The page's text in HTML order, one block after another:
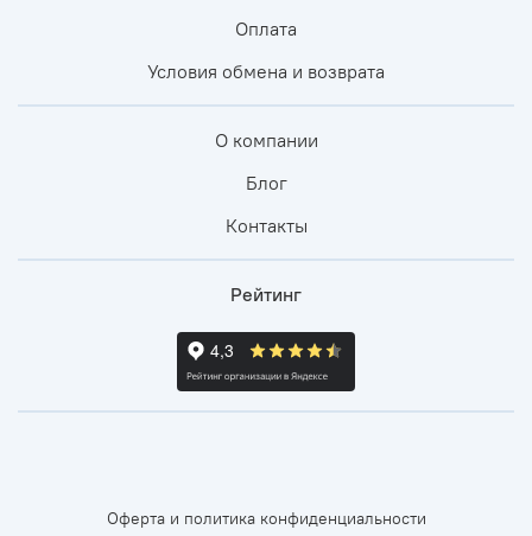
Оплата
Условия обмена и возврата
О компании
Блог
Контакты
Рейтинг
Оферта и политика конфиденциальности